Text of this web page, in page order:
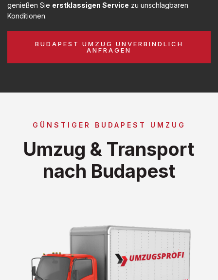
genießen Sie erstklassigen Service zu unschlagbaren
Konditionen.
BUDAPEST UMZUG UNVERBINDLICH
ANFRAGEN
GÜNSTIGER BUDAPEST UMZUG
Umzug & Transport
nach Budapest